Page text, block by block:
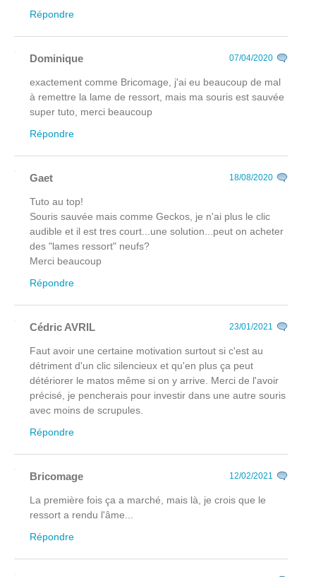
Répondre
Dominique 07/04/2020
exactement comme Bricomage, j'ai eu beaucoup de mal
à remettre la lame de ressort, mais ma souris est sauvée
super tuto, merci beaucoup
Répondre
Gaet 18/08/2020
Tuto au top!
Souris sauvée mais comme Geckos, je n'ai plus le clic
audible et il est tres court...une solution...peut on acheter
des "lames ressort" neufs?
Merci beaucoup
Répondre
Cédric AVRIL 23/01/2021
Faut avoir une certaine motivation surtout si c'est au
détriment d'un clic silencieux et qu'en plus ça peut
détériorer le matos même si on y arrive. Merci de l'avoir
précisé, je pencherais pour investir dans une autre souris
avec moins de scrupules.
Répondre
Bricomage 12/02/2021
La première fois ça a marché, mais là, je crois que le
ressort a rendu l'âme...
Répondre